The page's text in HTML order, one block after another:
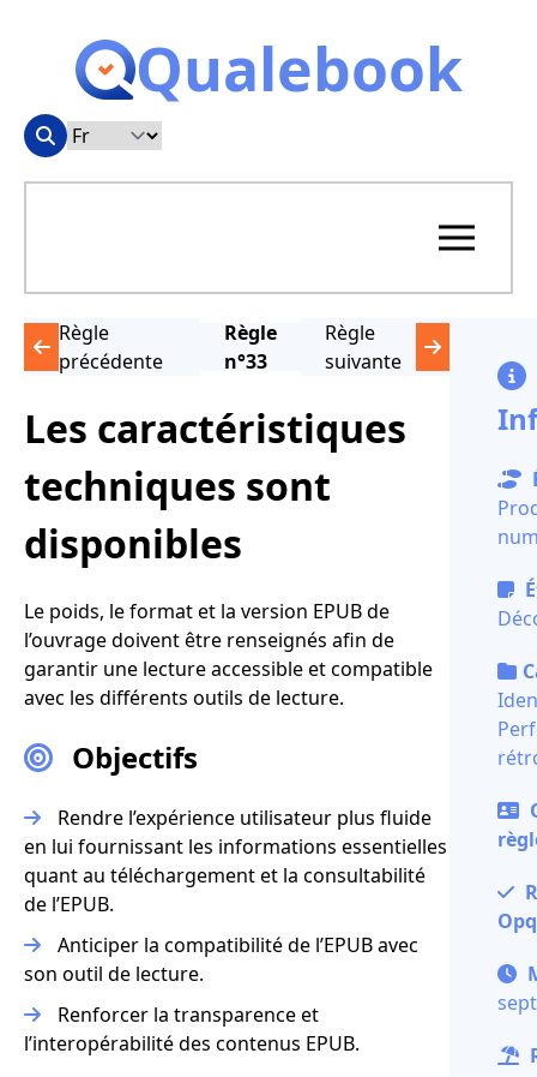
Qualebook
Règle
précédente
Règle
n°33
Règle
suivante
Les caractéristiques
techniques sont
disponibles
Le poids, le format et la version EPUB de
l’ouvrage doivent être renseignés afin de
garantir une lecture accessible et compatible
avec les différents outils de lecture.
Objectifs
Rendre l’expérience utilisateur plus fluide
en lui fournissant les informations essentielles
quant au téléchargement et la consultabilité
de l’EPUB.
Anticiper la compatibilité de l’EPUB avec
son outil de lecture.
Renforcer la transparence et
l’interopérabilité des contenus EPUB.